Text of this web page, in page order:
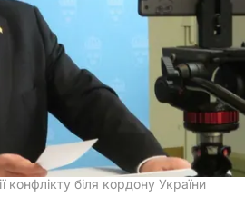
конфлікту біля кордону України